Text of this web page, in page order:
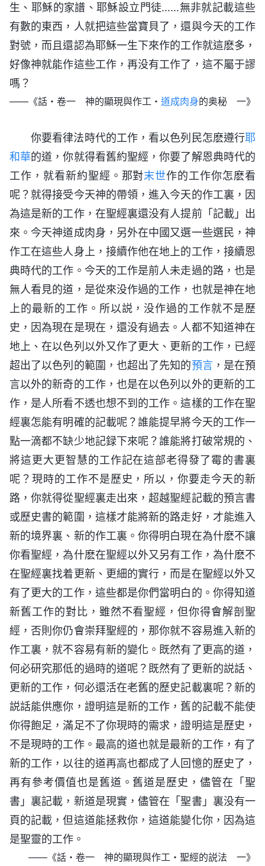
生、耶穌的家譜、耶穌設立門徒……無非就記載這些
有數的東西，人就把這些當寶貝了，還與今天的工作
對號，而且還認為耶穌一生下來作的工作就這麽多，
好像神就能作這些工作，再没有工作了，這不屬于謬
嗎？
——《話・卷一 神的顯現與作工・ 道成肉身的奥秘 一》
你要看律法時代的工作，看以色列民怎麽遵行耶
和華的道，你就得看舊約聖經，你要了解恩典時代的
工作，就看新約聖經。那對末世作的工作你怎麽看
呢？就得接受今天神的帶領，進入今天的作工裏，因
為這是新的工作，在聖經裏還没有人提前「記載」出
來。今天神道成肉身，另外在中國又選一些選民，神
作工在這些人身上，接續作他在地上的工作，接續恩
典時代的工作。今天的工作是前人未走過的路，也是
無人看見的道，是從來没作過的工作，也就是神在地
上的最新的工作。所以説，没作過的工作就不是歷
史，因為現在是現在，還没有過去。人都不知道神在
地上、在以色列以外又作了更大、更新的工作，已經
超出了以色列的範圍，也超出了先知的預言，是在預
言以外的新奇的工作，也是在以色列以外的更新的工
作，是人所看不透也想不到的工作。這樣的工作在聖
經裏怎能有明確的記載呢？誰能提早將今天的工作一
點一滴都不缺少地記録下來呢？誰能將打破常規的、
將這更大更智慧的工作記在這部老得發了霉的書裏
呢？現時的工作不是歷史，所以，你要走今天的新
路，你就得從聖經裏走出來，超越聖經記載的預言書
或歷史書的範圍，這樣才能將新的路走好，才能進入
新的境界裏、新的作工裏。你得明白現在為什麽不讓
你看聖經，為什麽在聖經以外又另有工作，為什麽不
在聖經裏找着更新、更細的實行，而是在聖經以外又
有了更大的工作，這些都是你們當明白的。你得知道
新舊工作的對比，雖然不看聖經，但你得會解剖聖
經，否則你仍會崇拜聖經的，那你就不容易進入新的
作工裏，就不容易有新的變化。既然有了更高的道，
何必研究那低的過時的道呢？既然有了更新的説話、
更新的工作，何必還活在老舊的歷史記載裏呢？新的
説話能供應你，證明這是新的工作，舊的記載不能使
你得飽足，滿足不了你現時的需求，證明這是歷史，
不是現時的工作。最高的道也就是最新的工作，有了
新的工作，以往的道再高也都成了人回憶的歷史了，
再有參考價值也是舊道。舊道是歷史，儘管在「聖
書」裏記載，新道是現實，儘管在「聖書」裏没有一
頁的記載，但這道能拯救你，這道能變化你，因為這
是聖靈的工作。
——《話・卷一 神的顯現與作工・聖經的説法 一》